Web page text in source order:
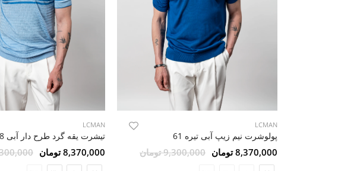
LCMAN
پولوشرت نیم زیپ آبی تیره 61
8,370,000 تومان 9,300,000 تومان
LCMAN
تیشرت یقه گرد طرح دار آبی 18
8,370,000 تومان 9,300,000